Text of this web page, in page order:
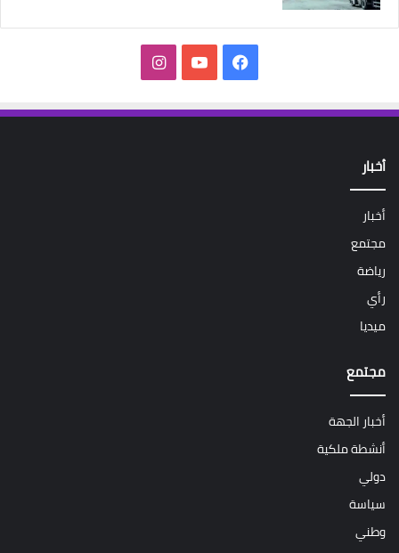
فيسبوك‫YouTubeانستقرام
أخبار
أخبار
مجتمع
رياضة
رأي
ميديا
مجتمع
أخبار الجهة
أنشطة ملكية
دولي
سياسة
وطني